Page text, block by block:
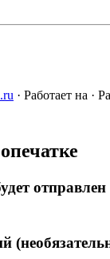
· Работает на ·